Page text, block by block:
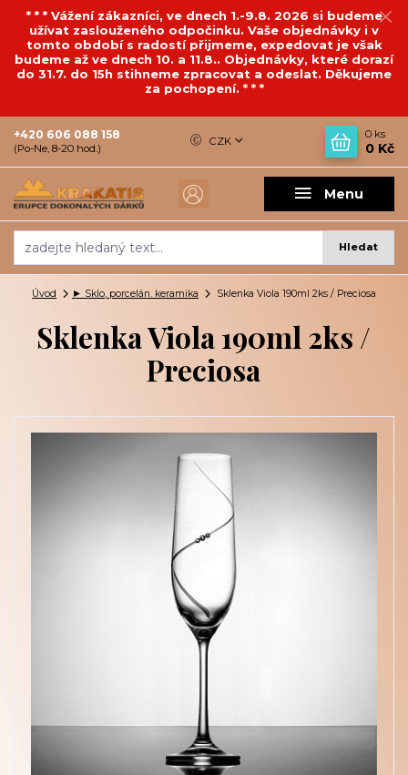
* * * Vážení zákazníci, ve dnech 1.-9.8. 2026 si budeme
užívat zaslouženého odpočinku. Vaše objednávky i v
tomto období s radostí přijmeme, expedovat je však
budeme až ve dnech 10. a 11.8.. Objednávky, které dorazí
do 31.7. do 15h stihneme zpracovat a odeslat. Děkujeme
za pochopení. * * *
Menu
CZK
Hledat
+420 606 088 158
(Po-Ne, 8-20 hod.)
0 ks
0 Kč
Úvod ► Sklo, porcelán. keramika Sklenka Viola 190ml 2ks / Preciosa
Sklenka Viola 190ml 2ks /
Preciosa